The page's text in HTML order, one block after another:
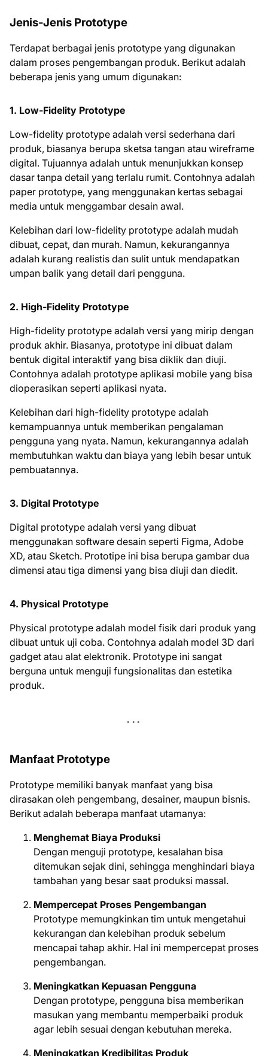
Jenis-Jenis Prototype
Terdapat berbagai jenis prototype yang digunakan
dalam proses pengembangan produk. Berikut adalah
beberapa jenis yang umum digunakan:
1. Low-Fidelity Prototype
Low-fidelity prototype adalah versi sederhana dari
produk, biasanya berupa sketsa tangan atau wireframe
digital. Tujuannya adalah untuk menunjukkan konsep
dasar tanpa detail yang terlalu rumit. Contohnya adalah
paper prototype, yang menggunakan kertas sebagai
media untuk menggambar desain awal.
Kelebihan dari low-fidelity prototype adalah mudah
dibuat, cepat, dan murah. Namun, kekurangannya
adalah kurang realistis dan sulit untuk mendapatkan
umpan balik yang detail dari pengguna.
2. High-Fidelity Prototype
High-fidelity prototype adalah versi yang mirip dengan
produk akhir. Biasanya, prototype ini dibuat dalam
bentuk digital interaktif yang bisa diklik dan diuji.
Contohnya adalah prototype aplikasi mobile yang bisa
dioperasikan seperti aplikasi nyata.
Kelebihan dari high-fidelity prototype adalah
kemampuannya untuk memberikan pengalaman
pengguna yang nyata. Namun, kekurangannya adalah
membutuhkan waktu dan biaya yang lebih besar untuk
pembuatannya.
3. Digital Prototype
Digital prototype adalah versi yang dibuat
menggunakan software desain seperti Figma, Adobe
XD, atau Sketch. Prototipe ini bisa berupa gambar dua
dimensi atau tiga dimensi yang bisa diuji dan diedit.
4. Physical Prototype
Physical prototype adalah model fisik dari produk yang
dibuat untuk uji coba. Contohnya adalah model 3D dari
gadget atau alat elektronik. Prototype ini sangat
berguna untuk menguji fungsionalitas dan estetika
produk.
Manfaat Prototype
Prototype memiliki banyak manfaat yang bisa
dirasakan oleh pengembang, desainer, maupun bisnis.
Berikut adalah beberapa manfaat utamanya:
Menghemat Biaya Produksi
Dengan menguji prototype, kesalahan bisa
ditemukan sejak dini, sehingga menghindari biaya
tambahan yang besar saat produksi massal.
Mempercepat Proses Pengembangan
Prototype memungkinkan tim untuk mengetahui
kekurangan dan kelebihan produk sebelum
mencapai tahap akhir. Hal ini mempercepat proses
pengembangan.
Meningkatkan Kepuasan Pengguna
Dengan prototype, pengguna bisa memberikan
masukan yang membantu memperbaiki produk
agar lebih sesuai dengan kebutuhan mereka.
Meningkatkan Kredibilitas Produk